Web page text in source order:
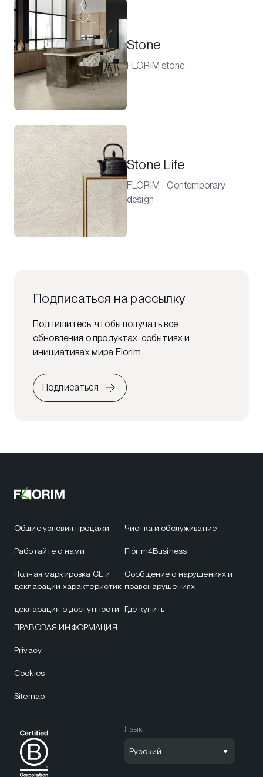
Stone
FLORIM stone
Stone Life
FLORIM - Contemporary
design
Подписаться на рассылку
Подпишитесь, чтобы получать все
обновления о продуктах, событиях и
инициативах мира Florim
Подписаться
Общие условия продажи
Работайте с нами
Полная маркировка CE и
декларации характеристик
декларация о доступности
Чистка и обслуживание
Florim4Business
Сообщение о нарушениях и
правонарушениях
Где купить
ПРАВОВАЯ ИНФОРМАЦИЯ
Privacy
Cookies
Sitemap
Язык
Русский